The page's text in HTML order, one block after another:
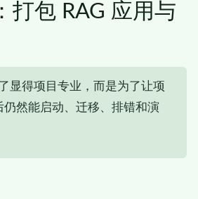
打包 RAG 应用与
显得项目专业，而是为了让项
仍然能启动、迁移、排错和演